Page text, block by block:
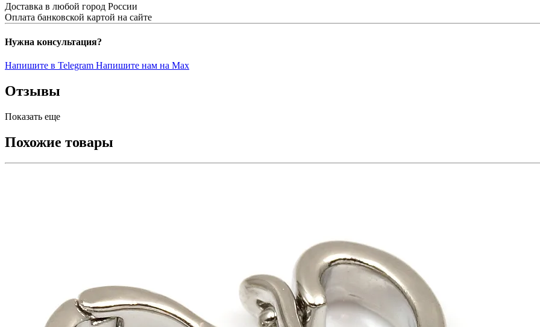
Доставка в любой город России
Оплата банковской картой на сайте
Нужна консультация?
Напишите в Telegram Напишите нам на Max
Отзывы
Показать еще
Похожие товары